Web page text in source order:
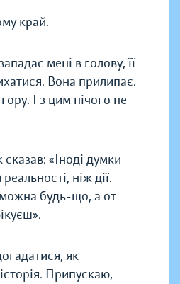
край.
мені в голову, її
Вона прилипає.
І з цим нічого не
«Іноді думки
ніж дії.
будь-що, а от
як
Припускаю,